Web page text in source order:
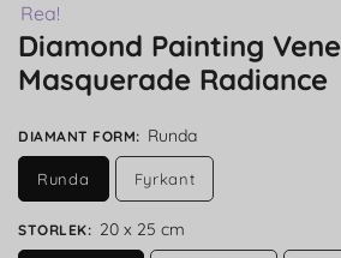
Rea!
Diamond Painting
Masquerade Radiance
DIAMANT FORM: Runda
Runda Fyrkant
STORLEK: 20 x 25 cm